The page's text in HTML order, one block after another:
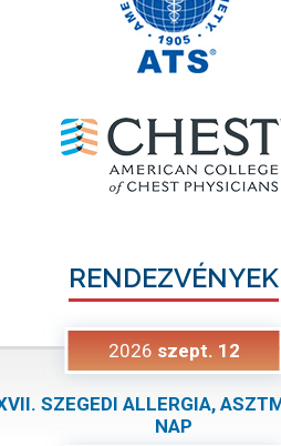
RENDEZVÉNYEK
2026 szept. 12
SZEGEDI ALLERGIA,
NAP